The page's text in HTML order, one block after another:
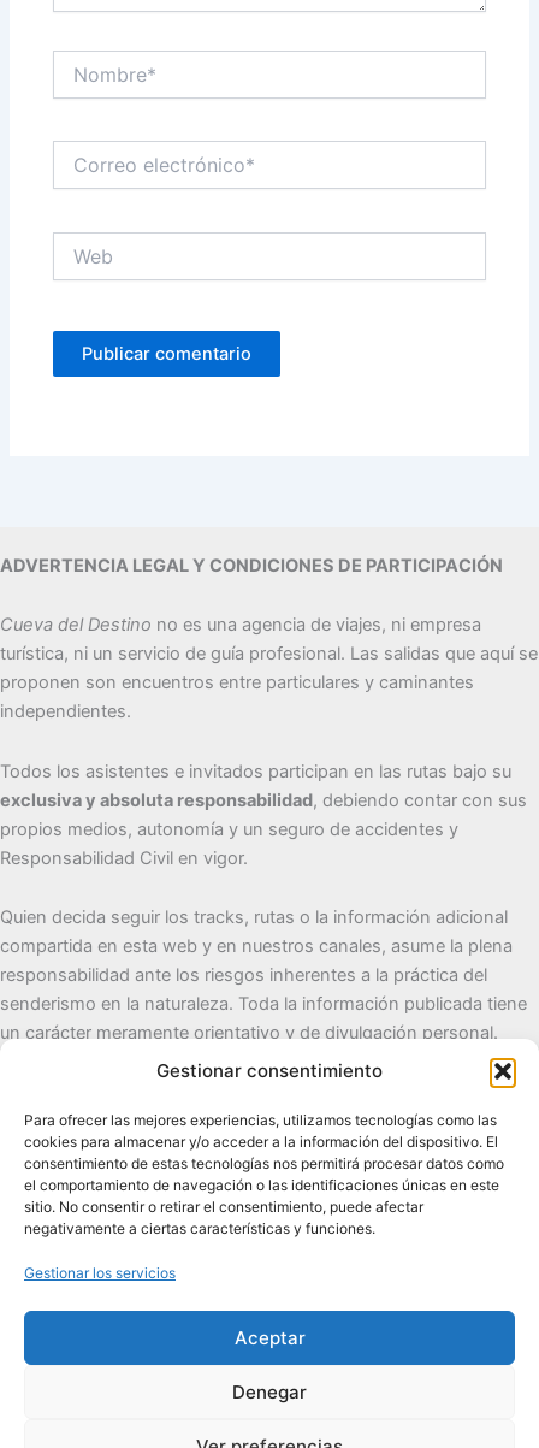
Gestionar consentimiento
Para ofrecer las mejores experiencias, utilizamos tecnologías como las
cookies para almacenar y/o acceder a la información del dispositivo. El
consentimiento de estas tecnologías nos permitirá procesar datos como
el comportamiento de navegación o las identificaciones únicas en este
sitio. No consentir o retirar el consentimiento, puede afectar
negativamente a ciertas características y funciones.
Gestionar los servicios
Aceptar
Denegar
electrónico*
ADVERTENCIA LEGAL Y CONDICIONES DE PARTICIPACIÓN
Cueva del Destino no es una agencia de viajes, ni empresa
turística, ni un servicio de guía profesional. Las salidas que aquí se
proponen son encuentros entre particulares y caminantes
independientes.
Todos los asistentes e invitados participan en las rutas bajo su
exclusiva y absoluta responsabilidad, debiendo contar con sus
propios medios, autonomía y un seguro de accidentes y
Responsabilidad Civil en vigor.
Quien decida seguir los tracks, rutas o la información adicional
compartida en esta web y en nuestros canales, asume la plena
responsabilidad ante los riesgos inherentes a la práctica del
senderismo en la naturaleza. Toda la información publicada tiene
un carácter meramente orientativo y de divulgación personal.
Senderismo de autor, naturaleza y pueblos con alma.
Contacto:cuevadeldestino@gmail.com |
+34 722 32 62
1.200 en Instagram